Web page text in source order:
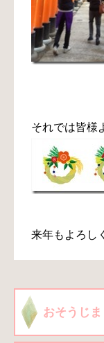
それでは皆様
来年もよろし
おそうじま